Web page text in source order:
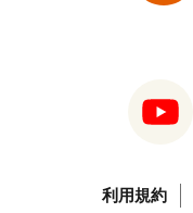
利用規約